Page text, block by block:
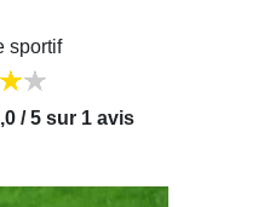
sportif
/ 5 sur 1 avis